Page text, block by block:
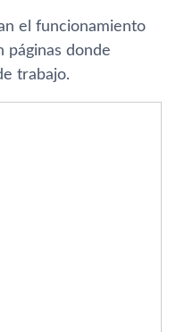
el funcionamiento
páginas donde
trabajo.